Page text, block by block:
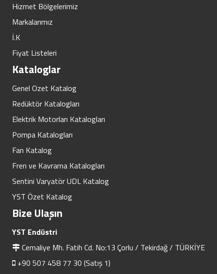
Hizmet Bölgelerimiz
Markalarımız
İ.K
Fiyat Listeleri
Kataloglar
Genel Ozet Katalog
Redüktör Katalogları
Elektrik Motorları Katalogları
Pompa Katalogları
Fan Katalog
Fren ve Kavrama Katalogları
Sentini Varyatör UDL Katalog
YST Özet Katalog
Bize Ulaşın
YST Endüstri
Cemaliye Mh. Fatih Cd. No:13 Çorlu / Tekirdağ / TÜRKİYE
+90 507 458 77 30 (Satış 1)